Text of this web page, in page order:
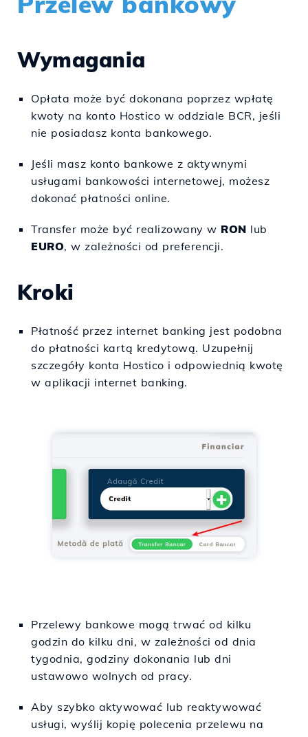
Wymagania
Opłata może być dokonana poprzez wpłatę
kwoty na konto Hostico w oddziale BCR, jeśli
nie posiadasz konta bankowego.
Jeśli masz konto bankowe z aktywnymi
usługami bankowości internetowej, możesz
dokonać płatności online.
Transfer może być realizowany w RON lub
EURO, w zależności od preferencji.
Kroki
Płatność przez internet banking jest podobna
do płatności kartą kredytową. Uzupełnij
szczegóły konta Hostico i odpowiednią kwotę
w aplikacji internet banking.
Przelewy bankowe mogą trwać od kilku
godzin do kilku dni, w zależności od dnia
tygodnia, godziny dokonania lub dni
ustawowo wolnych od pracy.
Aby szybko aktywować lub reaktywować
usługi, wyślij kopię polecenia przelewu na